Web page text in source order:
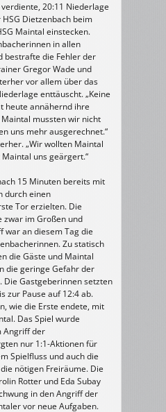
20:11 Niederlage
Dietzenbach beim
Maintal einstecken.
in allen
bestrafte die Fehler der
Gregor Wade und
vor allem über das
enttäuscht. „Keine
heute annähernd ihre
mussten wir nicht
uns mehr ausgerechnet.“
„Wir wollten Maintal
uns geärgert.“
15 Minuten bereits mit
durch einen
Tor erzielten. Die
im Großen und
war an diesem Tag die
Zu statisch
die Gäste und Maintal
die geringe Gefahr der
Die Gastgeberinnen setzten
zur Pause auf 12:4 ab.
wie die Erste endete, mit
Das Spiel wurde
Angriff der
nur 1:1-Aktionen für
Spielfluss und auch die
nötigen Freiräume. Die
Rotter und Eda Subay
in den Angriff der
vor neue Aufgaben.